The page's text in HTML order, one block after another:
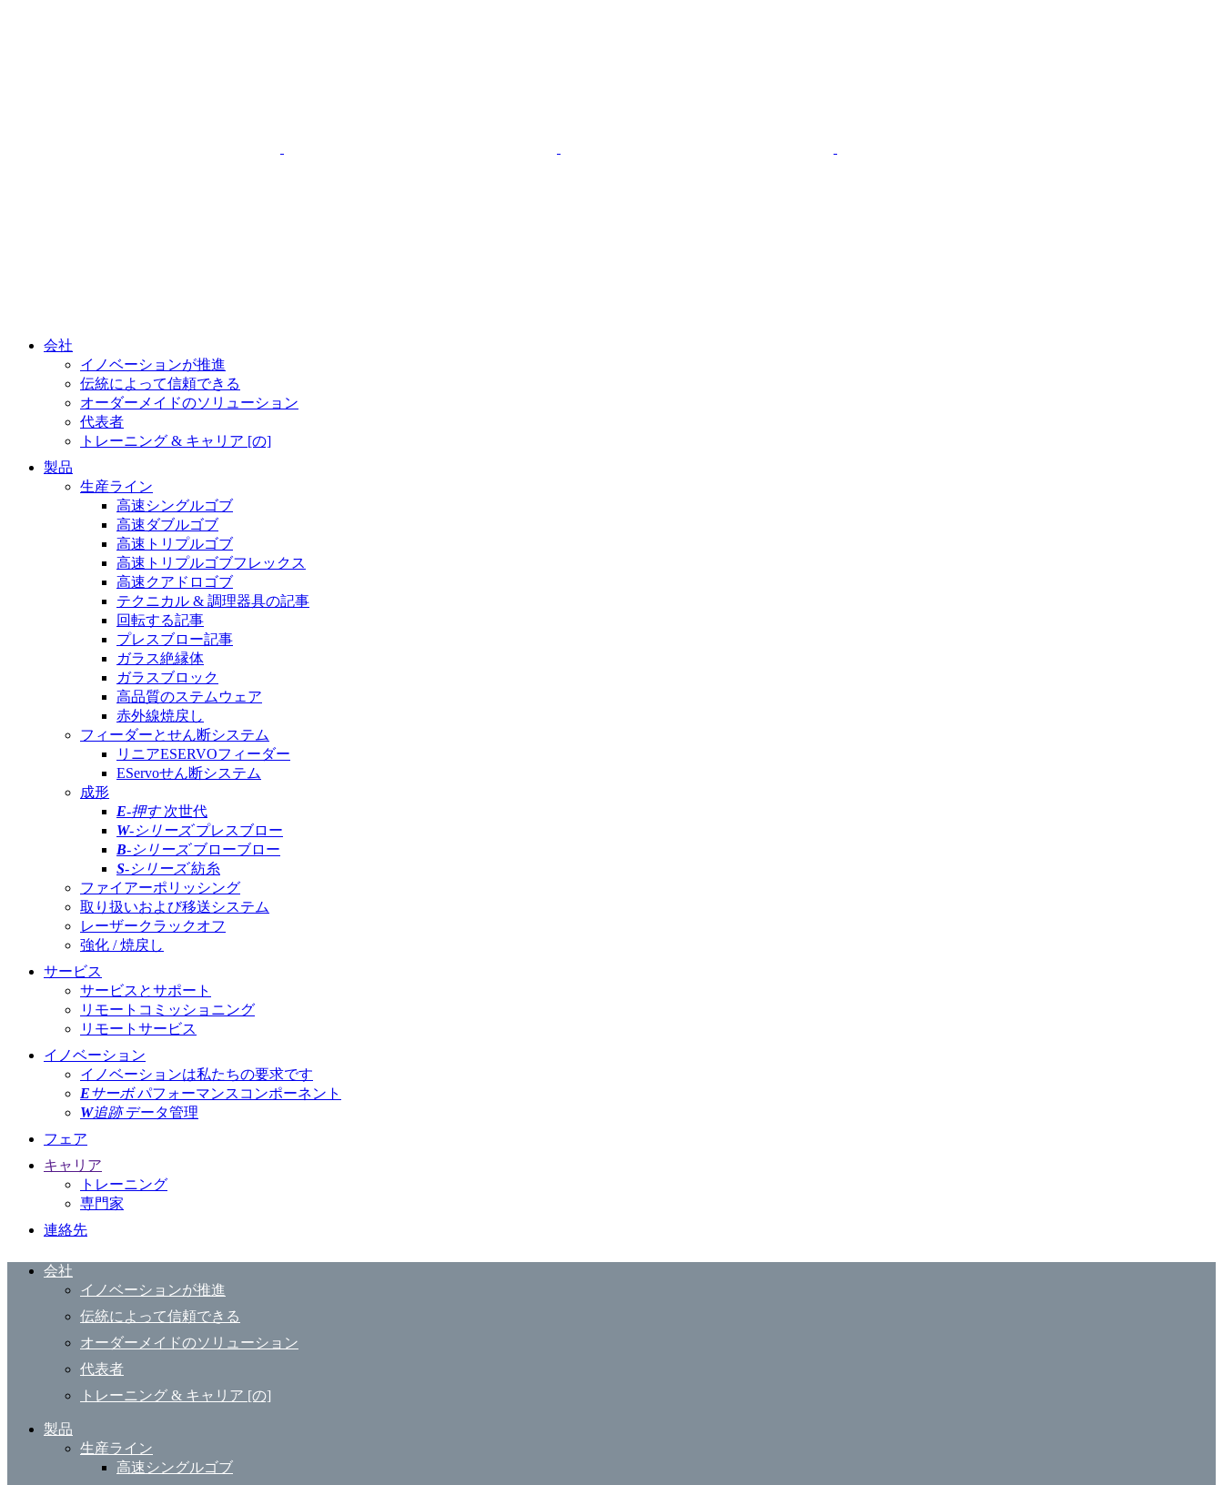
会社
イノベーションが推進
伝統によって信頼できる
オーダーメイドのソリューション
代表者
トレーニング & キャリア [の]
製品
生産ライン
高速シングルゴブ
高速ダブルゴブ
高速トリプルゴブ
高速トリプルゴブフレックス
高速クアドロゴブ
テクニカル & 調理器具の記事
回転する記事
プレスブロー記事
ガラス絶縁体
ガラスブロック
高品質のステムウェア
赤外線焼戻し
フィーダーとせん断システム
リニアESERVOフィーダー
EServoせん断システム
成形
E-押す次世代
W-シリーズプレスブロー
B-シリーズブローブロー
S-シリーズ紡糸
ファイアーポリッシング
取り扱いおよび移送システム
レーザークラックオフ
強化 / 焼戻し
サービス
サービスとサポート
リモートコミッショニング
リモートサービス
イノベーション
イノベーションは私たちの要求です
Eサーボパフォーマンスコンポーネント
W追跡データ管理
フェア
キャリア
トレーニング
専門家
連絡先
会社
イノベーションが推進
伝統によって信頼できる
オーダーメイドのソリューション
代表者
トレーニング & キャリア [の]
製品
生産ライン
高速シングルゴブ